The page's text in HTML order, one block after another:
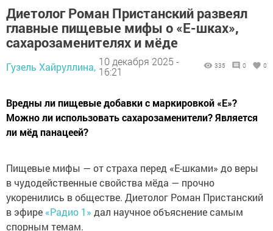
Диетолог Роман Пристанский развеял
главные пищевые мифы о «Е-шках»,
сахарозаменителях и мёде
Гузель Хайруллина, 10 декабря 2025 -
16:21
335 0 0
Вредны ли пищевые добавки с маркировкой «Е»?
Можно ли использовать сахарозаменители? Является
ли мёд панацеей?
Пищевые мифы — от страха перед «Е-шками» до веры
в чудодейственные свойства мёда — прочно
укоренились в обществе. Диетолог Роман Пристанский
в эфире «Радио 1» дал научное объяснение самым
спорным темам.